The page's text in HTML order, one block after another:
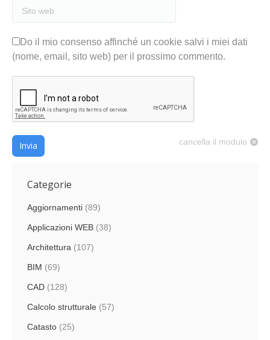
Sito web
Do il mio consenso affinché un cookie salvi i miei dati
(nome, email, sito web) per il prossimo commento.
cancella il modulo
Invia
Categorie
Aggiornamenti (89)
Applicazioni WEB (38)
Architettura (107)
BIM (69)
CAD (128)
Calcolo strutturale (57)
Catasto (25)